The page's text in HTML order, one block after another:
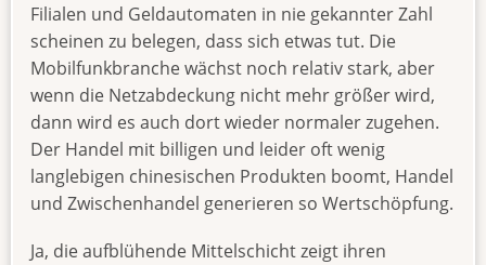
Filialen und Geldautomaten in nie gekannter Zahl
scheinen zu belegen, dass sich etwas tut. Die
Mobilfunkbranche wächst noch relativ stark, aber
wenn die Netzabdeckung nicht mehr größer wird,
dann wird es auch dort wieder normaler zugehen.
Der Handel mit billigen und leider oft wenig
langlebigen chinesischen Produkten boomt, Handel
und Zwischenhandel generieren so Wertschöpfung.
Ja, die aufblühende Mittelschicht zeigt ihren